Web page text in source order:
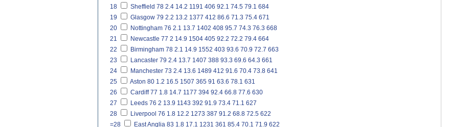
18
Sheffield 78 2.4 14.2 1191 406 92.1 74.5 79.1 684
19
Glasgow 79 2.2 13.2 1377 412 86.6 71.3 75.4 671
20
Nottingham 76 2.1 13.7 1402 408 95.7 74.3 76.3 668
21
Newcastle 77 2 14.9 1504 405 92.2 72.2 79.4 664
22
Birmingham 78 2.1 14.9 1552 403 93.6 70.9 72.7 663
23
Lancaster 79 2.4 13.7 1407 388 93.3 69.6 64.3 661
24
Manchester 73 2.4 13.6 1489 412 91.6 70.4 73.8 641
25
Aston 80 1.2 16.5 1507 365 91 63.6 78.1 631
26
Cardiff 77 1.8 14.7 1177 394 92.4 66.8 77.6 630
27
Leeds 76 2 13.9 1143 392 91.9 73.4 71.1 627
28
Liverpool 76 1.8 12.2 1273 387 91.2 68.8 72.5 622
=28
East Anglia 83 1.8 17.1 1231 361 85.4 70.1 71.9 622